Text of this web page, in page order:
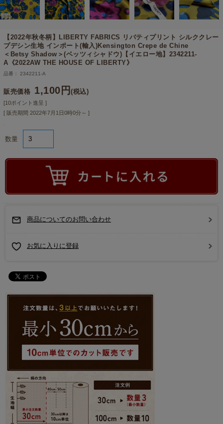
【2022年秋冬柄】
LIBERTY FABRICS リバティプリント シルククレー
プデシン生地 インポート(輸入)Kensington Crepe de Chine
＜Betsy Shadow＞(ベッツィシャドウ)【イエロー地】2342211-
A《2022AW THE HOUSE OF LIBERTY》
品番： 2342211-A
販売価格 1,100円(税込)
[10ポイント進呈 ]
[ 販売期間 2022年7月1日0時0分 ～ ]
数量
商品についてのお問い合わせ
お気に入りに登録